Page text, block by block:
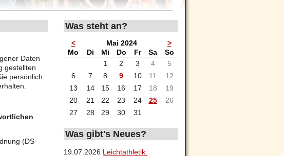
Daten
gestellten
persönlich
(DS-
Was steht an?
< Mai 2024
>
Mo ntag
Dienstag
Mittwoch
Donnerstag
Freitag
Sa mstag
Sonntag
1
2 3 4
5
6
7 8 9 10 11
12
13
14 15 16 17 18
19
20
21 22 23 24 25
26
27
28 29 30 31
Was gibt's Neues?
19.07.2026 Leichtathletik: